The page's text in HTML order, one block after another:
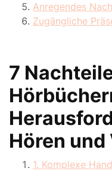
Anregendes
Zugängliche
7
Hören
1. Komplexe